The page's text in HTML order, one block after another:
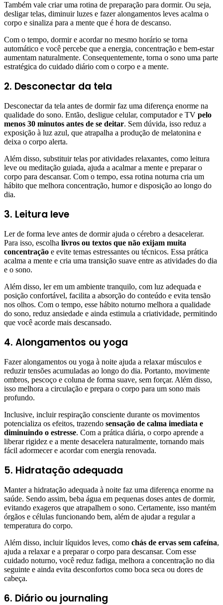
Também vale criar uma rotina de preparação para dormir. Ou seja,
desligar telas, diminuir luzes e fazer alongamentos leves acalma o
corpo e sinaliza para a mente que é hora de descanso.
Com o tempo, dormir e acordar no mesmo horário se torna
automático e você percebe que a energia, concentração e bem-estar
aumentam naturalmente. Consequentemente, torna o sono uma parte
estratégica do cuidado diário com o corpo e a mente.
2. Desconectar da tela
Desconectar da tela antes de dormir faz uma diferença enorme na
qualidade do sono. Então, desligue celular, computador e TV pelo
menos 30 minutos antes de se deitar. Sem dúvida, isso reduz a
exposição à luz azul, que atrapalha a produção de melatonina e
deixa o corpo alerta.
Além disso, substituir telas por atividades relaxantes, como leitura
leve ou meditação guiada, ajuda a acalmar a mente e preparar o
corpo para descansar. Com o tempo, essa rotina noturna cria um
hábito que melhora concentração, humor e disposição ao longo do
dia.
3. Leitura leve
Ler de forma leve antes de dormir ajuda o cérebro a desacelerar.
Para isso, escolha livros ou textos que não exijam muita
concentração e evite temas estressantes ou técnicos. Essa prática
acalma a mente e cria uma transição suave entre as atividades do dia
e o sono.
Além disso, ler em um ambiente tranquilo, com luz adequada e
posição confortável, facilita a absorção do conteúdo e evita tensão
nos olhos. Com o tempo, esse hábito noturno melhora a qualidade
do sono, reduz ansiedade e ainda estimula a criatividade, permitindo
que você acorde mais descansado.
4. Alongamentos ou yoga
Fazer alongamentos ou yoga à noite ajuda a relaxar músculos e
reduzir tensões acumuladas ao longo do dia. Portanto, movimente
ombros, pescoço e coluna de forma suave, sem forçar. Além disso,
isso melhora a circulação e prepara o corpo para um sono mais
profundo.
Inclusive, incluir respiração consciente durante os movimentos
potencializa os efeitos, trazendo sensação de calma imediata e
diminuindo o estresse. Com a prática diária, o corpo aprende a
liberar rigidez e a mente desacelera naturalmente, tornando mais
fácil adormecer e acordar com energia renovada.
5. Hidratação adequada
Manter a hidratação adequada à noite faz uma diferença enorme na
saúde. Sendo assim, beba água em pequenas doses antes de dormir,
evitando exageros que atrapalhem o sono. Certamente, isso mantém
órgãos e células funcionando bem, além de ajudar a regular a
temperatura do corpo.
Além disso, incluir líquidos leves, como chás de ervas sem cafeína,
ajuda a relaxar e a preparar o corpo para descansar. Com esse
cuidado noturno, você reduz fadiga, melhora a concentração no dia
seguinte e ainda evita desconfortos como boca seca ou dores de
cabeça.
6. Diário ou journaling